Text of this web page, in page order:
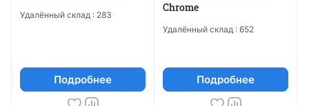
Удалённый склад : 283
Подробнее
Chrome
Удалённый склад : 652
Подробнее